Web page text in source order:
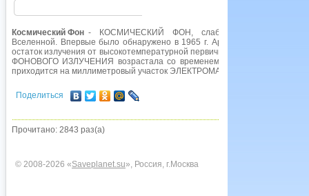
Космический Фон - КОСМИЧЕСКИЙ ФОН, слабое
Вселенной. Впервые было обнаружено в 1965 г. Арно ПЕНЦИАСОМ и
остаток излучения от высокотемпературной первичной Вселенной,
ФОНОВОГО ИЗЛУЧЕНИЯ возрастала со временем по мере
приходится на миллиметровый участок ЭЛЕКТРОМАГНИТНОГО СПЕКТРА.
Поделиться
Прочитано: 2843 раз(а)
© 2008-2026 «Saveplanet.su», Россия, г.Москва